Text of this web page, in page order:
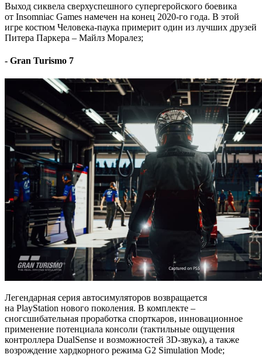
Выход сиквела сверхуспешного супергеройского боевика
от Insomniac Games намечен на конец 2020-го года. В этой
игре костюм Человека-паука примерит один из лучших друзей
Питера Паркера – Майлз Моралез;
- Gran Turismo 7
Легендарная серия автосимуляторов возвращается
на PlayStation нового поколения. В комплекте –
сногсшибательная проработка спорткаров, инновационное
применение потенциала консоли (тактильные ощущения
контроллера DualSense и возможностей 3D-звука), а также
возрождение хардкорного режима G2 Simulation Mode;